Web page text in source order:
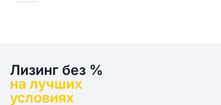
Лизинг без %
на лучших
условиях